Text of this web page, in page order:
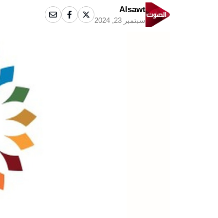
Alsawt
سبتمبر 23, 2024